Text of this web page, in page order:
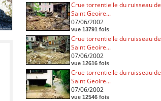
Crue torrentielle du ruisseau de
Saint Geoire...
07/06/2002
vue 13791 fois
Crue torrentielle du ruisseau de
Saint Geoire...
07/06/2002
vue 12616 fois
Crue torrentielle du ruisseau de
Saint Geoire...
07/06/2002
vue 12546 fois